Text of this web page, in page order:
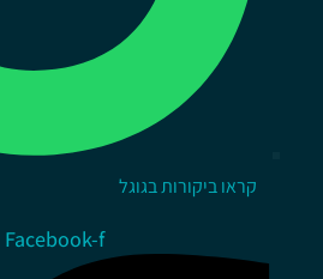
קראו ביקורות בגוגל
Facebook-f